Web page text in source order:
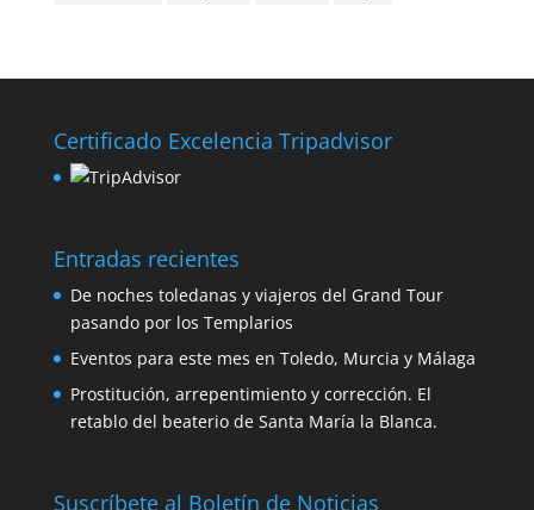
Certificado Excelencia Tripadvisor
Entradas recientes
De noches toledanas y viajeros del Grand Tour
pasando por los Templarios
Eventos para este mes en Toledo, Murcia y Málaga
Prostitución, arrepentimiento y corrección. El
retablo del beaterio de Santa María la Blanca.
Suscríbete al Boletín de Noticias